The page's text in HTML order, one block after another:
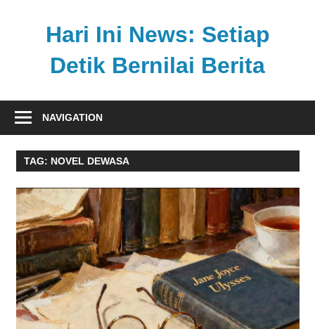
Hari Ini News: Setiap
Detik Bernilai Berita
nasional
internasional
tercepat
henti
NAVIGATION
TAG: NOVEL DEWASA